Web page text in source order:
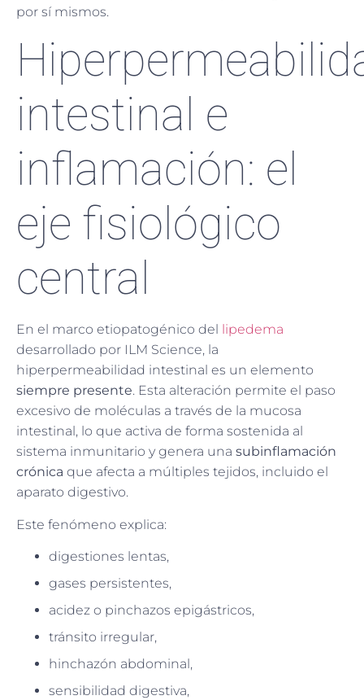
por sí mismos.
intestinal e
inflamación: el
eje fisiológico
central
En el marco etiopatogénico del
lipedema
desarrollado por ILM Science, la
hiperpermeabilidad intestinal es un elemento
siempre presente. Esta alteración permite el paso
excesivo de moléculas a través de la mucosa
intestinal, lo que activa de forma sostenida al
sistema inmunitario y genera una subinflamación
crónica que afecta a múltiples tejidos, incluido el
aparato digestivo.
Este fenómeno explica:
digestiones lentas,
gases persistentes,
acidez o pinchazos epigástricos,
tránsito irregular,
hinchazón abdominal,
sensibilidad digestiva,